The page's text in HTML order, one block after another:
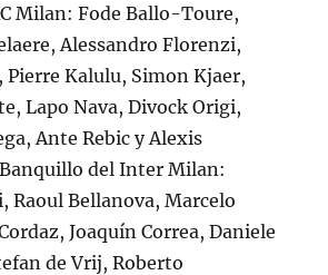
Milan: Fode Ballo-Toure,
Alessandro Florenzi,
Pierre Kalulu, Simon Kjaer,
Lapo Nava, Divock Origi,
Ante Rebic y Alexis
del Inter Milan:
Raoul Bellanova, Marcelo
Joaquín Correa, Daniele
de Vrij, Roberto